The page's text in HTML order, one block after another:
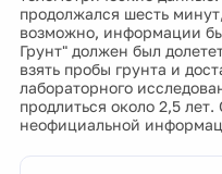
продолжался шесть
возможно, информации
Грунт" должен был
взять пробы грунта и
лабораторного
продлиться около 2,5
неофициальной